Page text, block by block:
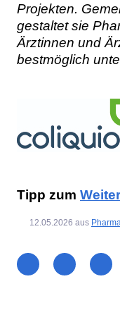
Projekten.
gestaltet sie
Ärztinnen und
bestmöglich
Tipp zum
12.05.2026 aus